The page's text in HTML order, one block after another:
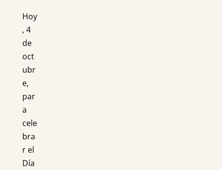
Hoy
, 4
de
oct
ubr
e,
par
a
cele
bra
r el
Día